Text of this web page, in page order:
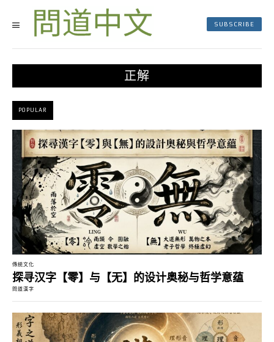
SUBSCRIBE
正解
POPULAR
傳統文化
探寻汉字【零】与【无】的设计奥秘与哲学意蕴
問道漢字